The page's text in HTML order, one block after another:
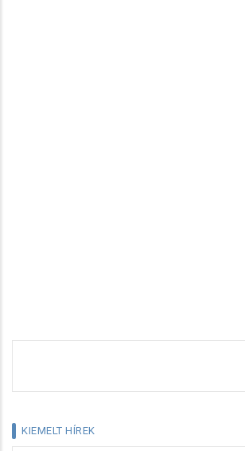
KIEMELT HÍREK